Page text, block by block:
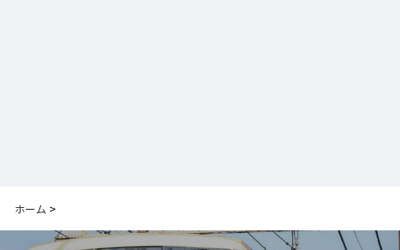
ホーム >